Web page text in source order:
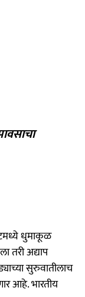
धुमाकूळ
तरी अद्याप
सुरुवातीलाच
आहे. भारतीय